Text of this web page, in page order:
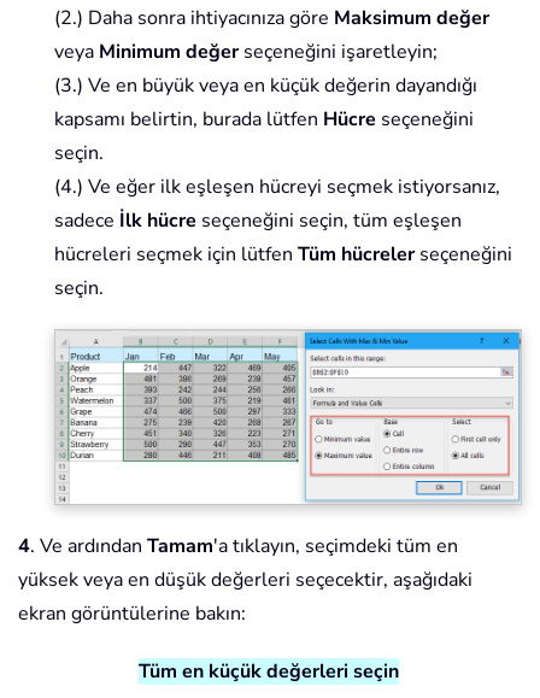
(2.) Daha sonra ihtiyacınıza göre Maksimum değer
veya Minimum değerseçeneğini işaretleyin;
(3.) Ve en büyük veya en küçük değerin dayandığı
kapsamı belirtin, burada lütfen Hücre seçeneğini
seçin.
(4.) Ve eğer ilk eşleşen hücreyi seçmek istiyorsanız,
sadece İlk hücre seçeneğini seçin, tüm eşleşen
hücreleri seçmek için lütfen Tüm hücrelerseçeneğini
seçin.
4. Ve ardından Tamam'a tıklayın, seçimdeki tüm en
yüksek veya en düşük değerleri seçecektir, aşağıdaki
ekran görüntülerine bakın:
Tüm en küçük değerleri seçin